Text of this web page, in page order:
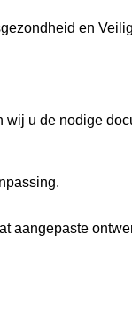
en
u de nodige
aangepaste